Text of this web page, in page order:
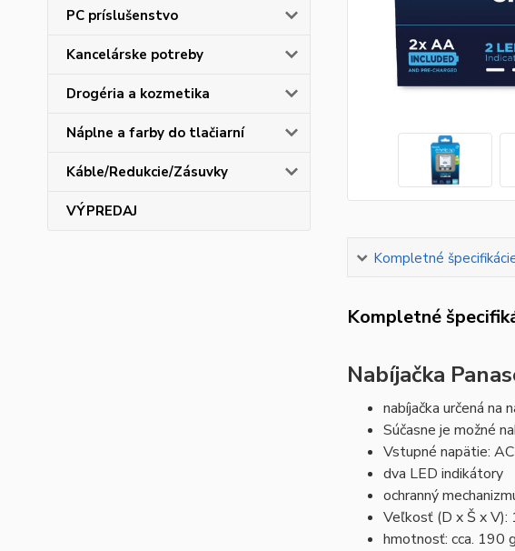
PC príslušenstvo
Kancelárske potreby
Drogéria a kozmetika
Náplne a farby do tlačiarní
Káble/Redukcie/Zásuvky
VÝPREDAJ
Kompletné
Kompletné
Nabíjačka
nabíjačka určená
Súčasne je možné
Vstupné napätie:
dva LED indikátory
ochranný
Veľkosť (D x Š x
hmotnosť: cca. 190 g